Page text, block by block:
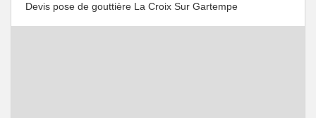
Devis pose de gouttière La Croix Sur Gartempe